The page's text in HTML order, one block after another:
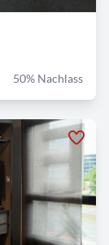
50% Nachlass